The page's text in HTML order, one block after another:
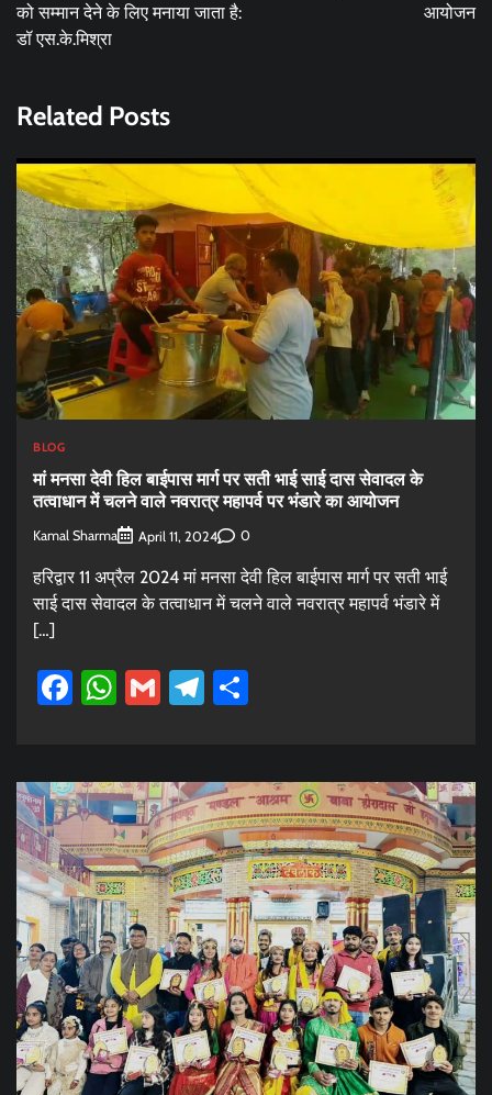
को सम्मान देने के लिए मनाया जाता है:
डॉ एस.के.मिश्रा
आयोजन
Related Posts
BLOG
मां मनसा देवी हिल बाईपास मार्ग पर सती भाई साई दास सेवादल के
तत्वाधान में चलने वाले नवरात्र महापर्व पर भंडारे का आयोजन
Kamal Sharma April 11, 2024 0
हरिद्वार 11 अप्रैल 2024 मां मनसा देवी हिल बाईपास मार्ग पर सती भाई
साई दास सेवादल के तत्वाधान में चलने वाले नवरात्र महापर्व भंडारे में
[…]
Facebook
WhatsApp
GmailTelegram